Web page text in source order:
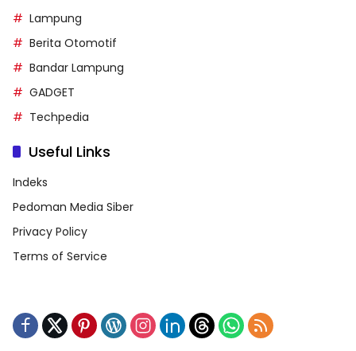
Lampung
Berita Otomotif
Bandar Lampung
GADGET
Techpedia
Useful Links
Indeks
Pedoman Media Siber
Privacy Policy
Terms of Service